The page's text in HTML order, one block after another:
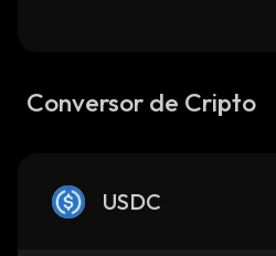
Conversor de Cripto
USDC